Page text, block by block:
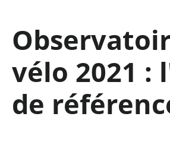
vélo 2021 :
de